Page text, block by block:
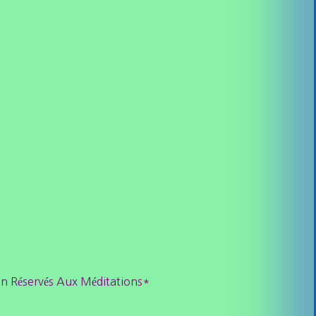
Réservés Aux Méditations*